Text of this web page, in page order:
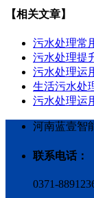
【相关文章】
污水处理常
污水处理提
污水处理运
生活污水处
污水处理运
河南蓝壹智
联系电话：
0371-